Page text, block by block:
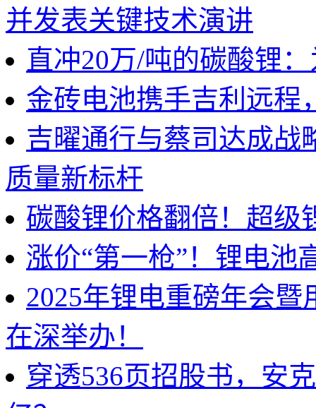
并发表关键技术演讲
直冲20万/吨的碳酸锂
金砖电池携手吉利远程
吉曜通行与蔡司达成战
质量新标杆
碳酸锂价格翻倍！超级
涨价“第一枪”！锂电池
2025年锂电重磅年会
在深举办！
穿透536页招股书，安